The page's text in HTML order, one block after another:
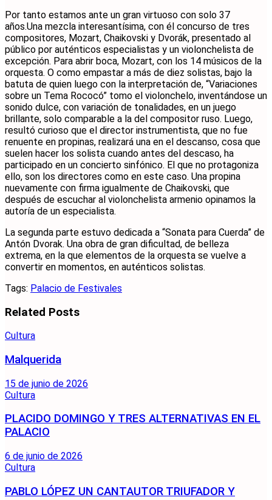
Por tanto estamos ante un gran virtuoso con solo 37
años.Una mezcla interesantísima, con él concurso de tres
compositores, Mozart, Chaikovski y Dvorák, presentado al
público por auténticos especialistas y un violonchelista de
excepción. Para abrir boca, Mozart, con los 14 músicos de la
orquesta. O como empastar a más de diez solistas, bajo la
batuta de quien luego con la interpretación de, “Variaciones
sobre un Tema Rococó” tomo el violonchelo, inventándose un
sonido dulce, con variación de tonalidades, en un juego
brillante, solo comparable a la del compositor ruso. Luego,
resultó curioso que el director instrumentista, que no fue
renuente en propinas, realizará una en el descanso, cosa que
suelen hacer los solista cuando antes del descaso, ha
participado en un concierto sinfónico. El que no protagoniza
ello, son los directores como en este caso. Una propina
nuevamente con firma igualmente de Chaikovski, que
después de escuchar al violonchelista armenio opinamos la
autoría de un especialista.
La segunda parte estuvo dedicada a “Sonata para Cuerda” de
Antón Dvorak. Una obra de gran dificultad, de belleza
extrema, en la que elementos de la orquesta se vuelve a
convertir en momentos, en auténticos solistas.
Tags: Palacio de Festivales
Related Posts
Cultura
Malquerida
15 de junio de 2026
Cultura
PLACIDO DOMINGO Y TRES ALTERNATIVAS EN EL
PALACIO
6 de junio de 2026
Cultura
PABLO LÓPEZ UN CANTAUTOR TRIUFADOR Y